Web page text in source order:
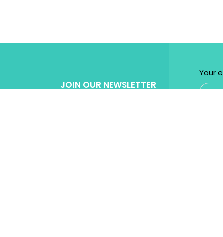
JOIN OUR NEWSLETTER
Your